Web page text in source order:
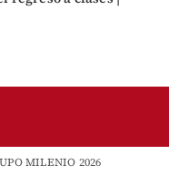
MILENIO 2026